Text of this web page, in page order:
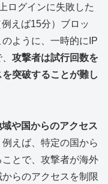
ログインに失敗した
えば15分）ブロッ
ように、一時的にIP
攻撃者は試行回数を
突破することが難し
や国からのアクセス
例えば、特定の国から
とで、攻撃者が海外
らのアクセスを制限